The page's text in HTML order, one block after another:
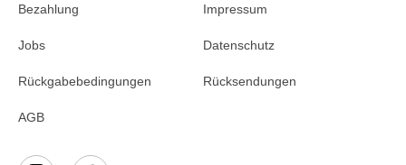
Bezahlung Impressum
Jobs Datenschutz
Rückgabebedingungen Rücksendungen
AGB